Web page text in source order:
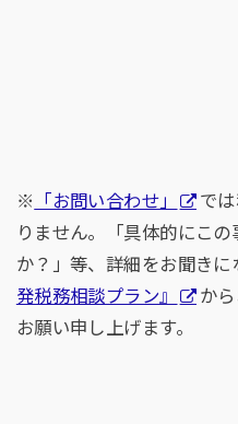
※ 「お問い合わせ」
で
りません。「具体的にこ
か？」等、詳細をお聞き
発税務相談プラン』
か
お願い申し上げます。